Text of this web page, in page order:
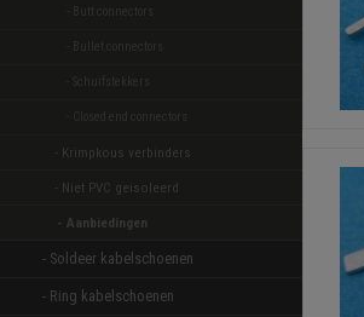
- Butt connectors
- Bullet connectors
- Schuifstekkers
- Closed end connectors
- Krimpkous verbinders
- Niet PVC geisoleerd
- Aanbiedingen
- Soldeer kabelschoenen
- Ring kabelschoenen